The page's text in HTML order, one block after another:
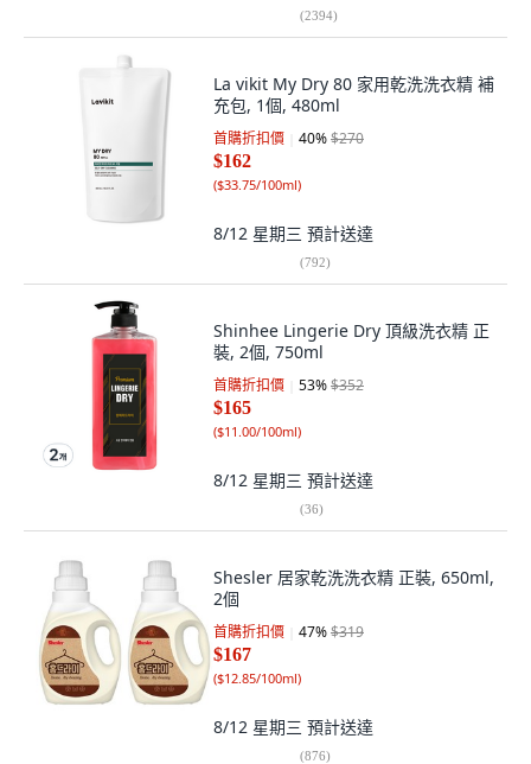
(2394)
La vikit My Dry 80 家用乾洗洗衣精 補
充包, 1個, 480ml
首購折扣價 40%$270
$162
($33.75/100ml)
8/12 星期三 預計送達
(792)
Shinhee Lingerie Dry 頂級洗衣精 正
裝, 2個, 750ml
首購折扣價 53%$352
$165
($11.00/100ml)
8/12 星期三 預計送達
(36)
Shesler 居家乾洗洗衣精 正裝, 650ml,
2個
首購折扣價 47%$319
$167
($12.85/100ml)
8/12 星期三 預計送達
(876)